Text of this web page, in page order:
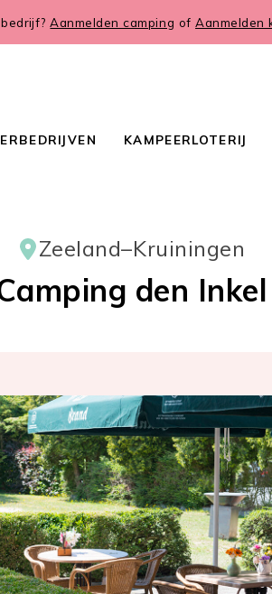
bedrijf?Aanmelden camping ofAanmelden
KAMPEERLOTERIJ
Zeeland–Kruiningen
den Inkel